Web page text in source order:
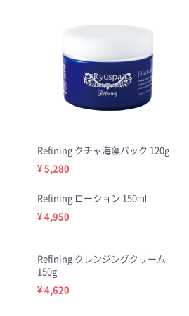
Refining クチャ海藻パック 120g
¥ 5,280
Refining ローション 150ml
¥ 4,950
Refining クレンジングクリーム
150g
¥ 4,620